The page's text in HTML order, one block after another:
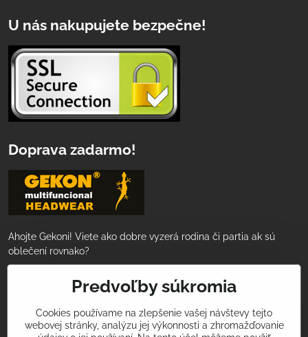
U nás nakupujete bezpečne!
Doprava zadarmo!
Ahojte Gekoni! Viete ako dobre vyzerá rodina či partia ak sú
oblečení rovnako?
Nakúpte za 50€ a tovar Vám doručíme
ZADARMO!
Podeľte sa s nami o Vaše športové zážitky
Predvoľby súkromia
Cookies používame na zlepšenie vašej návštevy tejto
webovej stránky, analýzu jej výkonnosti a zhromažďovanie